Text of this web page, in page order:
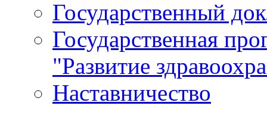
Государственный
Государственная
"Развитие
Наставничество